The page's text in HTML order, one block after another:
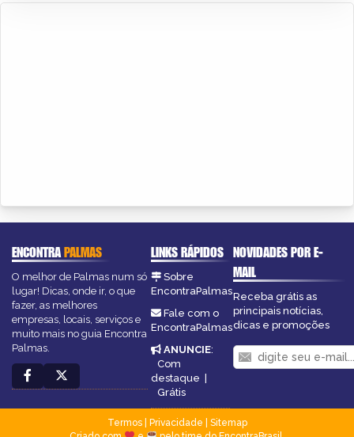
ENCONTRAPALMAS
O melhor de Palmas num só
lugar! Dicas, onde ir, o que
fazer, as melhores
empresas, locais, serviços e
muito mais no guia Encontra
Palmas.
LINKS RÁPIDOS
Sobre
EncontraPalmas
Fale com o
EncontraPalmas
ANUNCIE:
Com
destaque |
Grátis
NOVIDADES POR E-
MAIL
Receba grátis as
principais notícias,
dicas e promoções
Termos| Privacidade
Sitemap